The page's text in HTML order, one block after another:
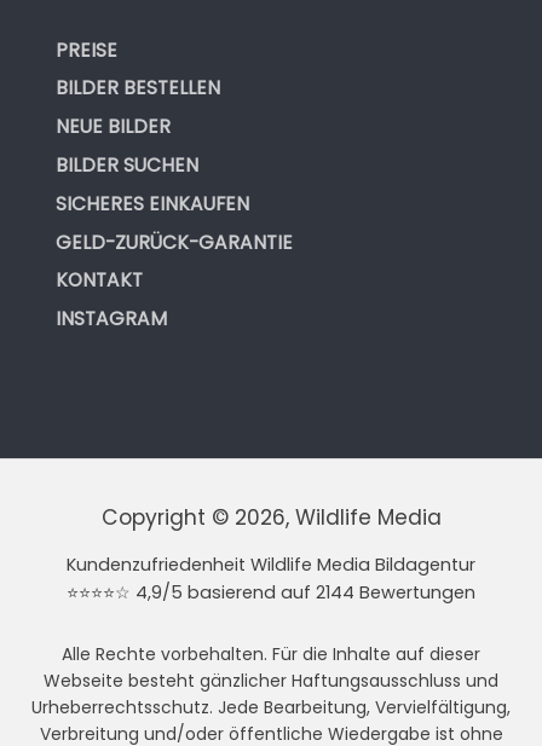
PREISE
BILDER BESTELLEN
NEUE BILDER
BILDER SUCHEN
SICHERES EINKAUFEN
GELD-ZURÜCK-GARANTIE
KONTAKT
INSTAGRAM
Copyright © 2026, Wildlife Media
Kundenzufriedenheit Wildlife Media Bildagentur
⭐⭐⭐⭐☆ 4,9/5 basierend auf 2144 Bewertungen
Alle Rechte vorbehalten. Für die Inhalte auf dieser
Webseite besteht gänzlicher Haftungsausschluss und
Urheberrechtsschutz. Jede Bearbeitung, Vervielfältigung,
Verbreitung und/oder öffentliche Wiedergabe ist ohne